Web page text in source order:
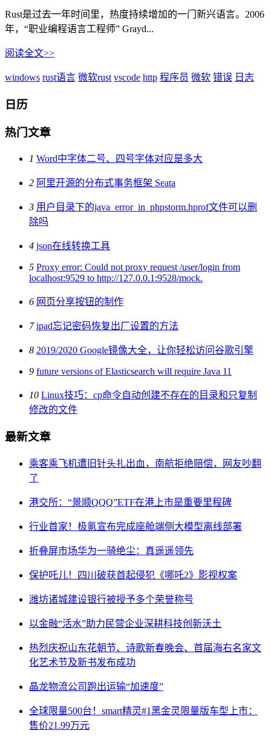
Rust是过去一年时间里，热度持续增加的一门新兴语言。2006
年，“职业编程语言工程师” Grayd...
阅读全文>>
windows rust语言 微软rust vscode http 程序员 微软 错误 日志
日历
热门文章
1 Word中字体二号、四号字体对应是多大
2 阿里开源的分布式事务框架 Seata
3 用户目录下的java_error_in_phpstorm.hprof文件可以删
除吗
4 json在线转换工具
5 Proxy error: Could not proxy request /user/login from
localhost:9529 to http://127.0.0.1:9528/mock.
6 网页分享按钮的制作
7 ipad忘记密码恢复出厂设置的方法
8 2019/2020 Google镜像大全，让你轻松访问谷歌引擎
9 future versions of Elasticsearch will require Java 11
10 Linux技巧：cp命令自动创建不存在的目录和只复制
修改的文件
最新文章
乘客乘飞机遭旧针头扎出血，南航拒绝赔偿，网友吵翻
了
港交所：“景顺QQQ”ETF在港上市是重要里程碑
行业首家！极氪宣布完成座舱端侧大模型离线部署
折叠屏市场华为一骑绝尘：真遥遥领先
保护吒儿！四川破获首起侵犯《哪吒2》影视权案
潍坊诸城建设银行被授予多个荣誉称号
以金融“活水”助力民营企业深耕科技创新沃土
热烈庆祝山东花朝节、诗歌新春晚会、首届海右名家文
化艺术节及新书发布成功
晶龙物流公司跑出运输“加速度”
全球限量500台！smart精灵#1黑金灵限量版车型上市：
售价21.99万元